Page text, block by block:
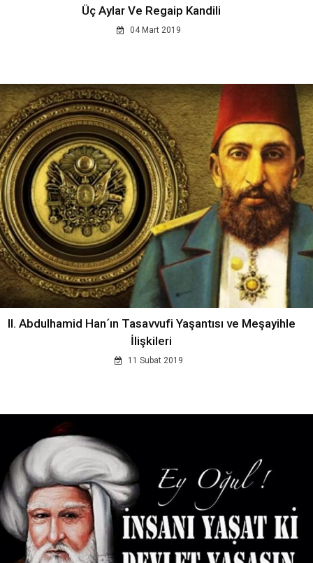
Üç Aylar Ve Regaip Kandili
04 Mart 2019
II. Abdulhamid Han´ın Tasavvufi Yaşantısı ve Meşayihle
İlişkileri
11 Subat 2019